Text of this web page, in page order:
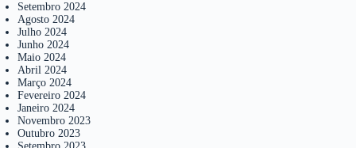
Setembro 2024
Agosto 2024
Julho 2024
Junho 2024
Maio 2024
Abril 2024
Março 2024
Fevereiro 2024
Janeiro 2024
Novembro 2023
Outubro 2023